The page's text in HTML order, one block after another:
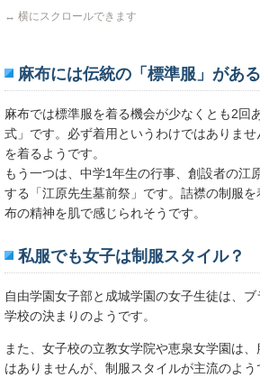
↔ 横にスクロールできます
麻布には伝統の「標準服」がある
麻布では標準服を着る機会が少なくとも2回
式」です。必ず着用というわけではありま
を着るようです。
もう一つは、中学1年生の行事、創設者の江
する「江原先生墓前祭」です。詰襟の制服
布の精神を肌で感じられそうです。
私服でも女子は制服スタイル？
自由学園女子部と成城学園の女子生徒は、
学校の決まりのようです。
また、女子校の立教女学院や恵泉女学園は
はありませんが、制服スタイルが主流のよ